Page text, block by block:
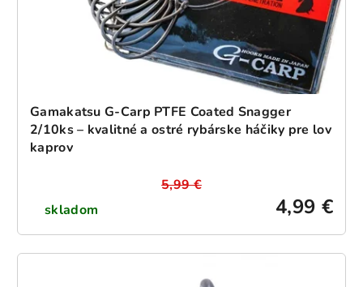
Gamakatsu G-Carp PTFE Coated Snagger
2/10ks – kvalitné a ostré rybárske háčiky pre lov
kaprov
skladom 4,99 €
5,99 €